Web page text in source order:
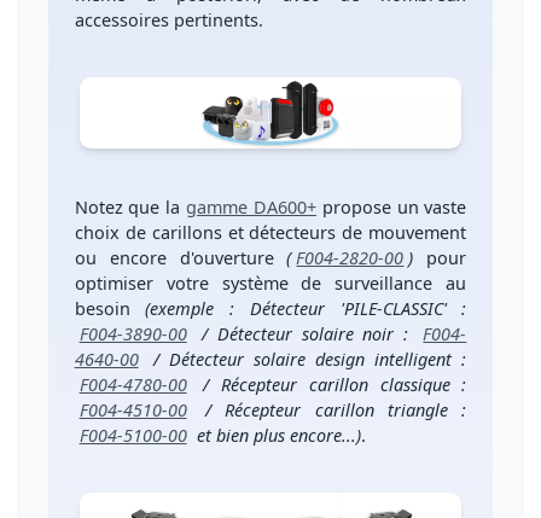
accessoires pertinents.
Notez que la gamme DA600+propose un vaste
choix de carillons et détecteurs de mouvement
ou encore d'ouverture( F004-2820-00 ) pour
optimiser votre système de surveillance au
besoin(exemple : Détecteur 'PILE-CLASSIC':
F004-3890-00
/ Détecteur solaire noir :
F004-
4640-00
/ Détecteur solaire design intelligent:
F004-4780-00
/ Récepteur carillon classique:
F004-4510-00
/ Récepteur carillon triangle :
F004-5100-00 et bien plus encore...).